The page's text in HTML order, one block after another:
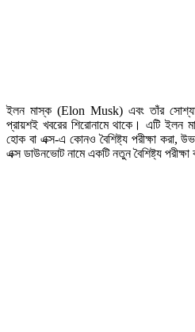
ইলন মাস্ক (Elon Musk) এবং তাঁর সোশ্যাল
প্রায়শই খবরের শিরোনামে থাকে। এটি ইলন
হোক বা এক্স-এ কোনও বৈশিষ্ট্য পরীক্ষা করা,
এক্স ডাউনভোট নামে একটি নতুন বৈশিষ্ট্য